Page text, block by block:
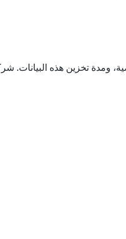
ومدة تخزين هذه البيانات.